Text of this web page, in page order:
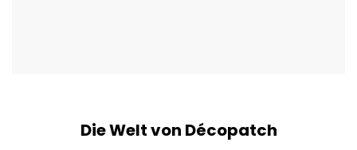
Die Welt von Décopatch